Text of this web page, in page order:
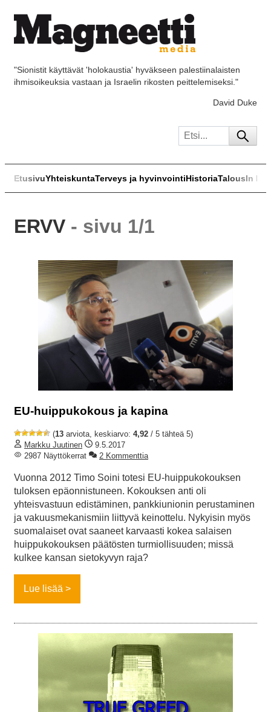
"Sionistit käyttävät 'holokaustia' hyväkseen palestiinalaisten
ihmisoikeuksia vastaan ja Israelin rikosten peittelemiseksi."
David Duke
EtusivuYhteiskuntaTerveys ja hyvinvointiHistoriaTalousIn
ERVV - sivu 1/1
EU-huippukokous ja kapina
(13 arviota, keskiarvo: 4,92 / 5 tähteä 5)
Markku Juutinen
9.5.2017
2987 Näyttökerrat
2 Kommenttia
Vuonna 2012 Timo Soini totesi EU-huippukokouksen
tuloksen epäonnistuneen. Kokouksen anti oli
yhteisvastuun edistäminen, pankkiunionin perustaminen
ja vakuusmekanismiin liittyvä keinottelu. Nykyisin myös
suomalaiset ovat saaneet karvaasti kokea salaisen
huippukokouksen päätösten turmiollisuuden; missä
kulkee kansan sietokyvyn raja?
Lue lisää